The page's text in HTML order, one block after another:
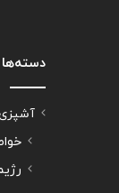
دسته‌ها